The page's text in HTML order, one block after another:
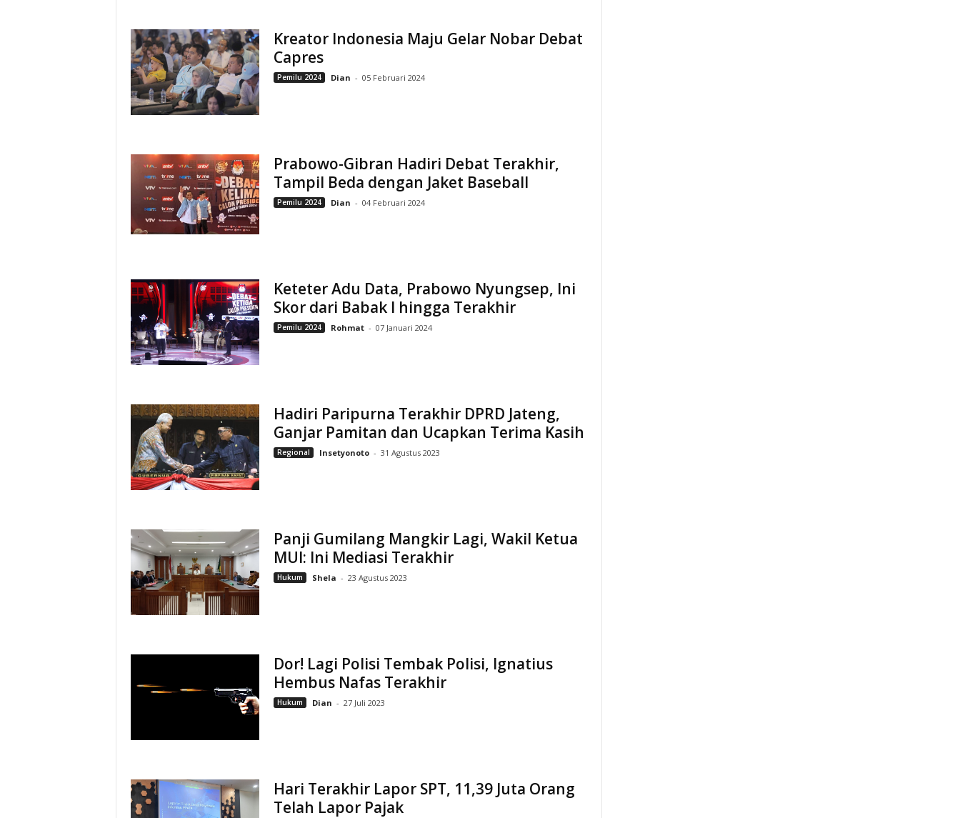
Kreator Indonesia Maju Gelar Nobar Debat
Capres
Pemilu 2024 Dian - 05 Februari 2024
Prabowo-Gibran Hadiri Debat Terakhir,
Tampil Beda dengan Jaket Baseball
Pemilu 2024 Dian - 04 Februari 2024
Keteter Adu Data, Prabowo Nyungsep, Ini
Skor dari Babak I hingga Terakhir
Pemilu 2024 Rohmat - 07 Januari 2024
Hadiri Paripurna Terakhir DPRD Jateng,
Ganjar Pamitan dan Ucapkan Terima Kasih
Regional Insetyonoto - 31 Agustus 2023
Panji Gumilang Mangkir Lagi, Wakil Ketua
MUI: Ini Mediasi Terakhir
Hukum Shela - 23 Agustus 2023
Dor! Lagi Polisi Tembak Polisi, Ignatius
Hembus Nafas Terakhir
Hukum Dian - 27 Juli 2023
Hari Terakhir Lapor SPT, 11,39 Juta Orang
Telah Lapor Pajak